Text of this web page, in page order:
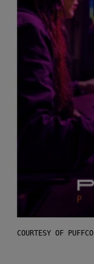
COURTESY OF PUFFCO